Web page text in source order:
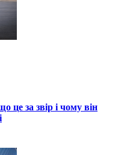
за звір і чому він